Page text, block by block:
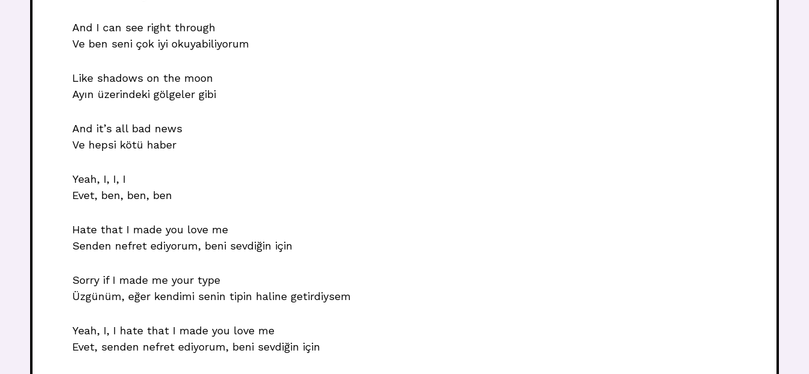
And I can see right through
Ve ben seni çok iyi okuyabiliyorum
Like shadows on the moon
Ayın üzerindeki gölgeler gibi
And it’s all bad news
Ve hepsi kötü haber
Yeah, I, I, I
Evet, ben, ben, ben
Hate that I made you love me
Senden nefret ediyorum, beni sevdiğin için
Sorry if I made me your type
Üzgünüm, eğer kendimi senin tipin haline getirdiysem
Yeah, I, I hate that I made you love me
Evet, senden nefret ediyorum, beni sevdiğin için